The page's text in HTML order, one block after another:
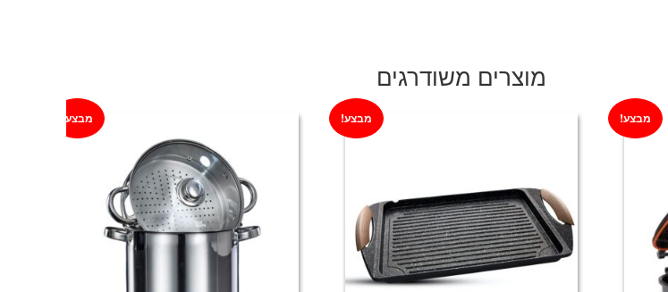
₪680.
₪259.
מוצרים משודרגים
מבצע! מבצע! מבצע!